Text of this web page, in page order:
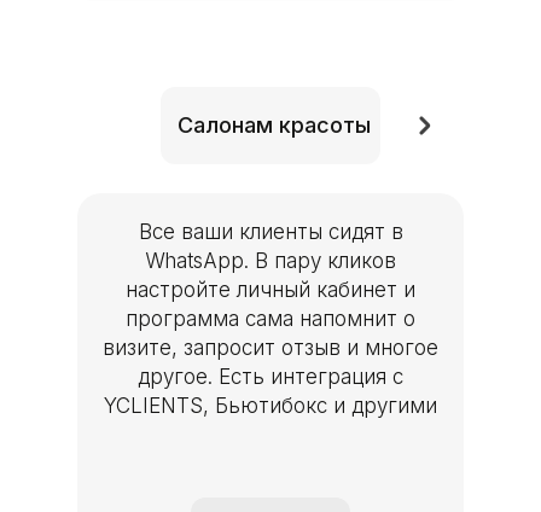
Салонам красоты
Все ваши клиенты сидят в
WhatsApp. В пару кликов
настройте личный кабинет и
программа сама напомнит о
визите, запросит отзыв и многое
другое. Есть интеграция с
YCLIENTS, Бьютибокс и другими